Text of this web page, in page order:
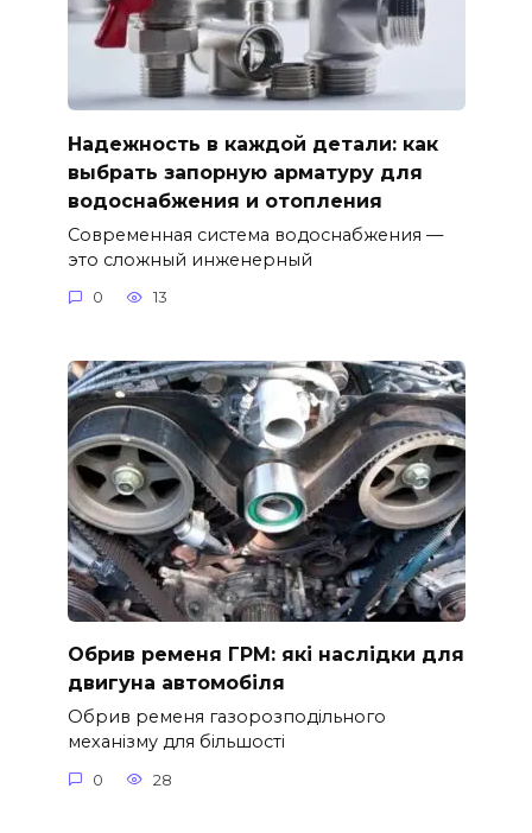
Надежность в каждой детали: как
выбрать запорную арматуру для
водоснабжения и отопления
Современная система водоснабжения —
это сложный инженерный
0 13
Обрив ременя ГРМ: які наслідки для
двигуна автомобіля
Обрив ременя газорозподільного
механізму для більшості
0 28